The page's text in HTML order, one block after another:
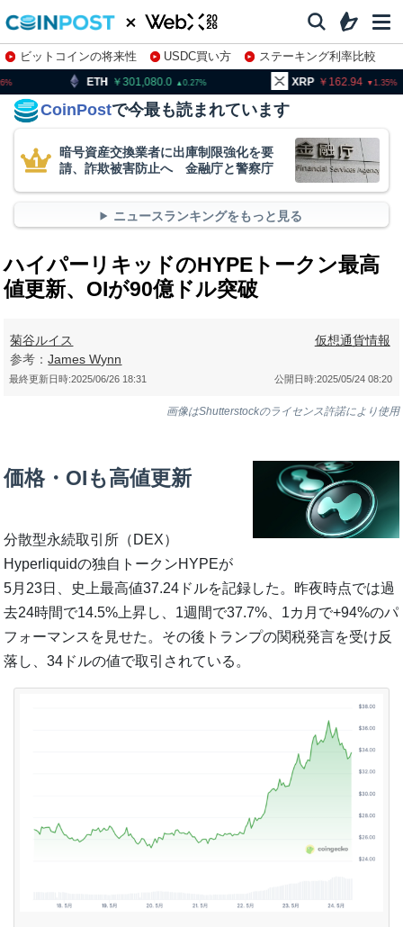
ビットコインの将来性 USDC買い方
ステーキング利率比較
株特集・関連銘柄
301,080.0 0.27 XRP 1.35 BNB
CoinPostで今最も読まれています
暗号資産交換業者に出庫制限強化を要
請、詐欺被害防止へ 金融庁と警察庁
ニュースランキングをもっと見る
ハイパーリキッドのHYPEトークン最高
値更新、OIが90億ドル突破
菊谷ルイス
参考：James Wynn
仮想通貨情報
公開日時:2025/05/24 08:20
最終更新日時:2025/06/26 18:31
画像はShutterstockのライセンス許諾により使用
価格・OIも高値更新
分散型永続取引所（DEX）
Hyperliquidの独自トークンHYPEが
5月23日、史上最高値37.24ドルを記録した。昨夜時点では過
去24時間で14.5%上昇し、1週間で37.7%、1カ月で+94%のパ
フォーマンスを見せた。その後トランプの関税発言を受け反
落し、34ドルの値で取引されている。